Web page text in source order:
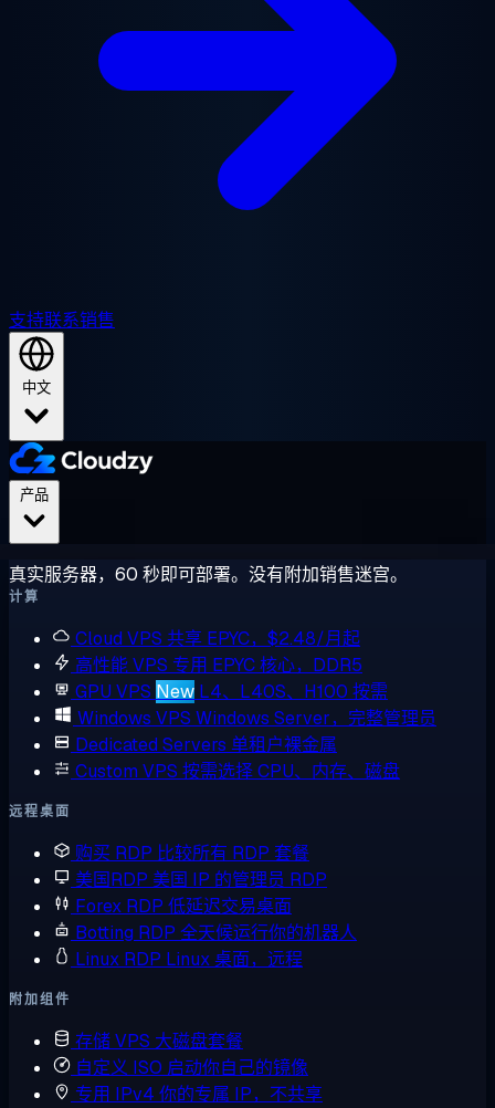
支持联系销售
中文
真实服务器，60 秒即可部署。没有附加销售迷宫。
计算
Cloud VPS 共享 EPYC，$2.48/月起
高性能 VPS 专用 EPYC 核心，DDR5
GPU VPS New L4、L40S、H100 按需
Windows VPS Windows Server，完整管理员
Dedicated Servers 单租户裸金属
Custom VPS 按需选择 CPU、内存、磁盘
远程桌面
购买 RDP 比较所有 RDP 套餐
美国RDP 美国 IP 的管理员 RDP
Forex RDP 低延迟交易桌面
Botting RDP 全天候运行你的机器人
Linux RDP Linux 桌面，远程
附加组件
存储 VPS 大磁盘套餐
自定义 ISO 启动你自己的镜像
专用 IPv4 你的专属 IP，不共享